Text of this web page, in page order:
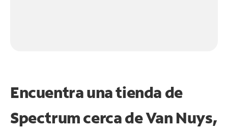
Encuentra una tienda de
Spectrumcerca de Van Nuys,